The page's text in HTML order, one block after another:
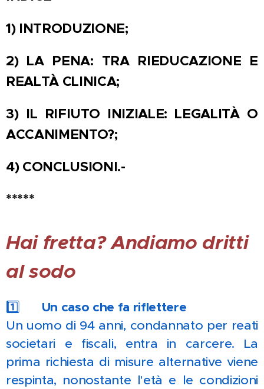
1) INTRODUZIONE;
2) LA PENA: TRA RIEDUCAZIONE E
REALTÀ CLINICA;
3) IL RIFIUTO INIZIALE: LEGALITÀ O
ACCANIMENTO?;
4) CONCLUSIONI.-
*****
Hai fretta? Andiamo dritti
al sodo
1️⃣
📘 Un caso che fa riflettere
Un uomo di 94 anni, condannato per reati
societari e fiscali, entra in carcere. La
prima richiesta di misure alternative viene
respinta, nonostante l'età e le condizioni